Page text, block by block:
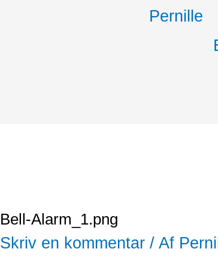
Pernille
Bell-Alarm_1.png
Skriv en kommentar / Af